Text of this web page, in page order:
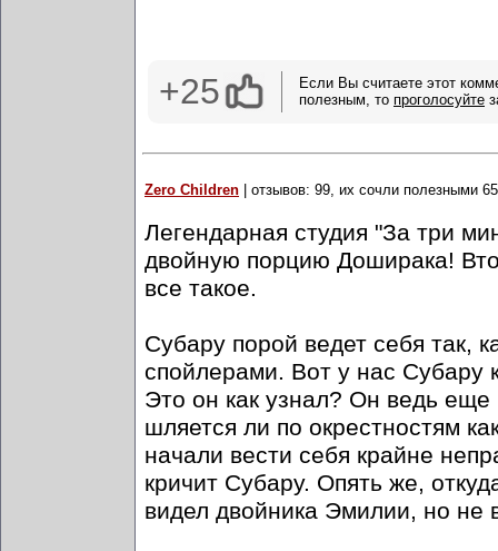
+25
Если Вы считаете этот
полезным, то проголосуйте
Zero Children | отзывов: 99, их сочли полезными
Легендарная студия "За три
двойную порцию Доширака!
все такое.
Субару порой ведет себя так,
спойлерами. Вот у нас Субару
Это он как узнал? Он ведь
шляется ли по окрестностям
начали вести себя крайне
кричит Субару. Опять же,
видел двойника Эмилии, но не